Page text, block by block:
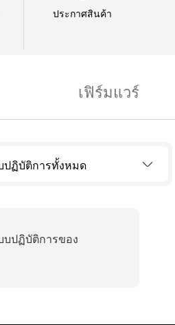
ประกาศสินค้า
เฟิร์มแวร์
ปฏิบัติการทั้งหมด
บปฏิบัติการของ